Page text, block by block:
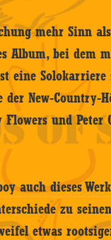
mehr Sinn
Album, bei dem
eine
New-Country-
und Peter
auch dieses
zu
etwas